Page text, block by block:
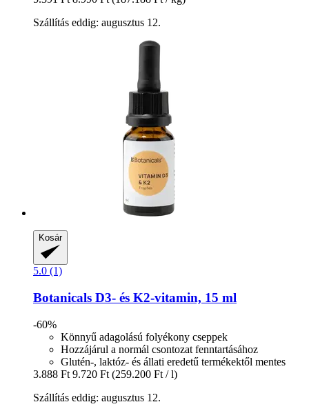
Szállítás eddig: augusztus 12.
Kosár
5.0 (1)
Botanicals D3-​ és K2-​vitamin, 15 ml
-60%
Könnyű adagolású folyékony cseppek
Hozzájárul a normál csontozat fenntartásához
Glutén-, laktóz- és állati eredetű termékektől mentes
3.888 Ft 9.720 Ft (259.200 Ft / l)
Szállítás eddig: augusztus 12.